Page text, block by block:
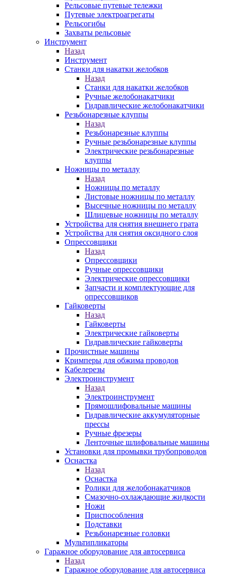
Рельсовые путевые тележки
Путевые электроагрегаты
Рельсогибы
Захваты рельсовые
Инструмент
Назад
Инструмент
Станки для накатки желобков
Назад
Станки для накатки желобков
Ручные желобонакатчики
Гидравлические желобонакатчики
Резьбонарезные клуппы
Назад
Резьбонарезные клуппы
Ручные резьбонарезные клуппы
Электрические резьбонарезные
клуппы
Ножницы по металлу
Назад
Ножницы по металлу
Листовые ножницы по металлу
Высечные ножницы по металлу
Шлицевые ножницы по металлу
Устройства для снятия внешнего грата
Устройства для снятия оксидного слоя
Опрессовщики
Назад
Опрессовщики
Ручные опрессовщики
Электрические опрессовщики
Запчасти и комплектующие для
опрессовщиков
Гайковерты
Назад
Гайковерты
Электрические гайковерты
Гидравлические гайковерты
Прочистные машины
Кримперы для обжима проводов
Кабелерезы
Электроинструмент
Назад
Электроинструмент
Прямошлифовальные машины
Гидравлические аккумуляторные
прессы
Ручные фрезеры
Ленточные шлифовальные машины
Установки для промывки трубопроводов
Оснастка
Назад
Оснастка
Ролики для желобонакатчиков
Смазочно-охлаждающие жидкости
Ножи
Приспособления
Подставки
Резьбонарезные головки
Мультипликаторы
Гаражное оборудование для автосервиса
Назад
Гаражное оборудование для автосервиса